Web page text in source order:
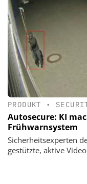
PRODUKT •
Autosecure: KI
Frühwarnsystem
Sicherheitsexperten
gestützte, aktive